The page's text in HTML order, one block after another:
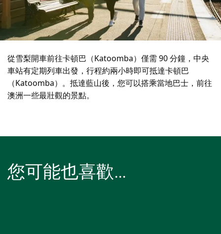
從雪梨開車前往卡頓巴（Katoomba）僅需 90 分鐘，中央
車站有定期列車出發，行程約兩小時即可抵達卡頓巴
（Katoomba）。抵達藍山後，您可以搭乘當地巴士，前往
澳洲一些最壯觀的景點。
您可能也喜歡…